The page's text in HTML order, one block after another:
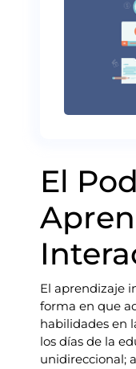
El
El aprendizaje
forma en que
habilidades en
los días de la
unidireccional;